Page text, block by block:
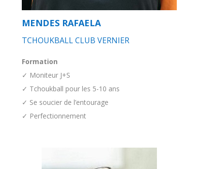
MENDES RAFAELA
TCHOUKBALL CLUB VERNIER
Formation
✓ Moniteur J+S
✓ Tchoukball pour les 5-10 ans
✓ Se soucier de l’entourage
✓ Perfectionnement